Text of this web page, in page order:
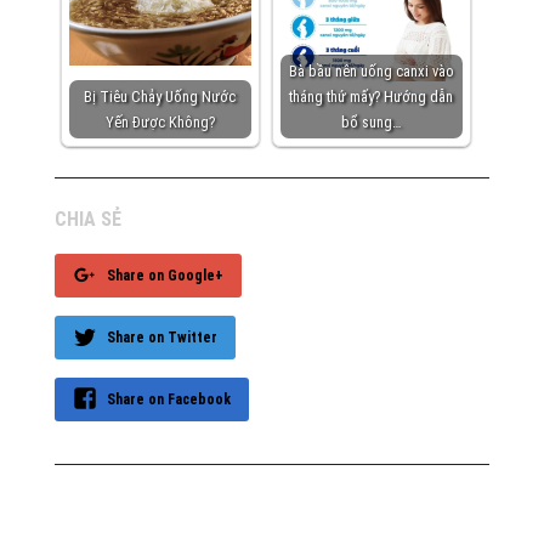
Bị Tiêu Chảy Uống Nước
Yến Được Không?
Bà bầu nên uống canxi vào
tháng thứ mấy? Hướng dẫn
bổ sung…
CHIA SẺ
Share on Google+
Share on Twitter
Share on Facebook